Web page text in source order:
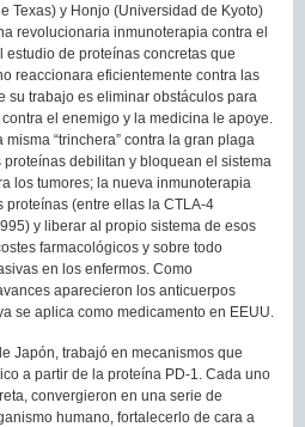
Texas) y Honjo (Universidad de Kyoto)
revolucionaria inmunoterapia contra el
de proteínas concretas que
reaccionara eficientemente contra las
su trabajo es eliminar obstáculos para
el enemigo y la medicina le apoye.
“trinchera” contra la gran plaga
debilitan y bloquean el sistema
los tumores; la nueva inmunoterapia
proteínas (entre ellas la CTLA-4
y liberar al propio sistema de esos
farmacológicos y sobre todo
en los enfermos. Como
aparecieron los anticuerpos
se aplica como medicamento en EEUU.
Japón, trabajó en mecanismos que
a partir de la proteína PD-1. Cada uno
convergieron en una serie de
humano, fortalecerlo de cara a